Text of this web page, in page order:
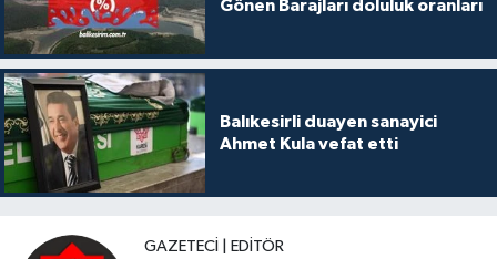
Gönen Barajları doluluk oranları
Balıkesirli duayen sanayici
Ahmet Kula vefat etti
GAZETECI | EDITÖR